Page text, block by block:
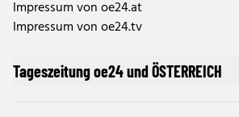
Impressum von oe24.at
Impressum von oe24.tv
Tageszeitung oe24 und ÖSTERREICH